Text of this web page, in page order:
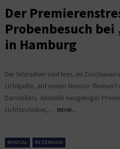
Der
Probenbesuch bei
in Hamburg
Die Sitzreihen sind leer, im
Lichtpulte, auf einem Monitor flimmert
Darstellers. Anstelle neugieriger
Lichttechniker,...
MEHR...
MUSICAL REZENSION